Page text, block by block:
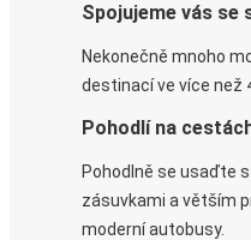
Spojujeme vás se
Nekonečně mnoho
destinací ve více než
Pohodlí na
Pohodlně se usaďte
zásuvkami a větším
moderní autobusy.